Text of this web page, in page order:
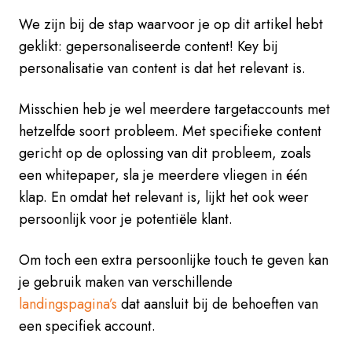
We zijn bij de stap waarvoor je op dit artikel hebt
geklikt: gepersonaliseerde content! Key bij
personalisatie van content is dat het relevant is.
Misschien heb je wel meerdere targetaccounts met
hetzelfde soort probleem. Met specifieke content
gericht op de oplossing van dit probleem, zoals
een whitepaper, sla je meerdere vliegen in één
klap. En omdat het relevant is, lijkt het ook weer
persoonlijk voor je potentiële klant.
Om toch een extra persoonlijke touch te geven kan
je gebruik maken van verschillende
landingspagina’s dat aansluit bij de behoeften van
een specifiek account.